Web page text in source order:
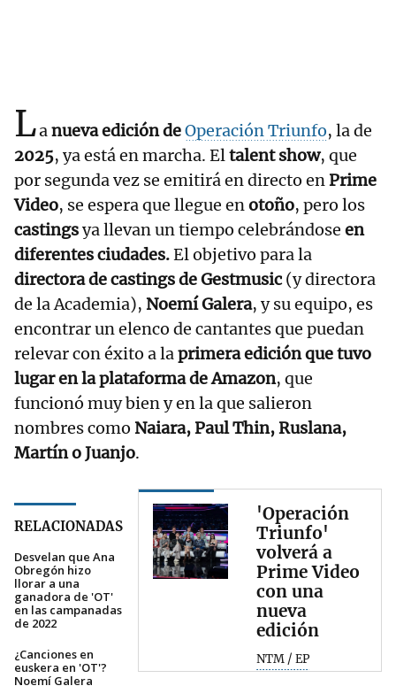
Lanueva edición deOperación Triunfo, la de
2025, ya está en marcha. Eltalent show, que
por segunda vez se emitirá en directo enPrime
Video, se espera que llegue enotoño, pero los
castingsya llevan un tiempo celebrándose en
diferentes ciudades.El objetivo para la
directora de castings de Gestmusic(y directora
de la Academia), Noemí Galera, y su equipo, es
encontrar un elenco de cantantes que puedan
relevar con éxito a laprimera edición que tuvo
lugar en la plataforma de Amazon, que
funcionó muy bien y en la que salieron
nombres como Naiara, Paul Thin, Ruslana,
Martín oJuanjo.
RELACIONADAS
Desvelan que Ana
Obregón hizo
llorar a una
ganadora de 'OT'
en las campanadas
de 2022
¿Canciones en
euskera en 'OT'?
Noemí Galera
'Operación
Triunfo'
volverá a
Prime Video
con una
nueva
edición
NTM / EP